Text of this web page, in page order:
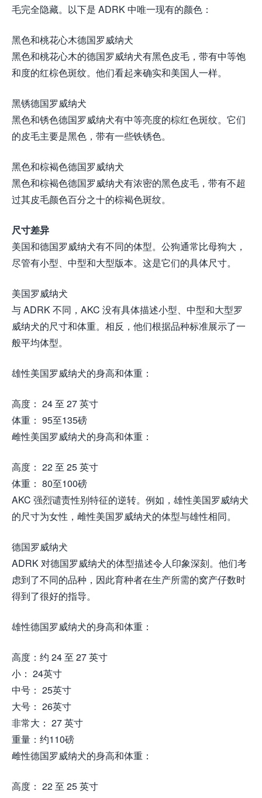
毛完全隐藏。以下是 ADRK 中唯一现有的颜色：
黑色和桃花心木德国罗威纳犬
黑色和桃花心木的德国罗威纳犬有黑色皮毛，带有中等饱
和度的红棕色斑纹。他们看起来确实和美国人一样。
黑锈德国罗威纳犬
黑色和锈色德国罗威纳犬有中等亮度的棕红色斑纹。它们
的皮毛主要是黑色，带有一些铁锈色。
黑色和棕褐色德国罗威纳犬
黑色和棕褐色德国罗威纳犬有浓密的黑色皮毛，带有不超
过其皮毛颜色百分之十的棕褐色斑纹。
尺寸差异
美国和德国罗威纳犬有不同的体型。公狗通常比母狗大，
尽管有小型、中型和大型版本。这是它们的具体尺寸。
美国罗威纳犬
与 ADRK 不同，AKC 没有具体描述小型、中型和大型罗
威纳犬的尺寸和体重。相反，他们根据品种标准展示了一
般平均体型。
雄性美国罗威纳犬的身高和体重：
高度： 24 至 27 英寸
体重： 95至135磅
雌性美国罗威纳犬的身高和体重：
高度： 22 至 25 英寸
体重： 80至100磅
AKC 强烈谴责性别特征的逆转。例如，雄性美国罗威纳犬
的尺寸为女性，雌性美国罗威纳犬的体型与雄性相同。
德国罗威纳犬
ADRK 对德国罗威纳犬的体型描述令人印象深刻。他们考
虑到了不同的品种，因此育种者在生产所需的窝产仔数时
得到了很好的指导。
雄性德国罗威纳犬的身高和体重：
高度：约 24 至 27 英寸
小： 24英寸
中号： 25英寸
大号： 26英寸
非常大： 27 英寸
重量：约110磅
雌性德国罗威纳犬的身高和体重：
高度： 22 至 25 英寸